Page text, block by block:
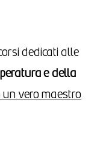
dedicati alle
e della
vero maestro